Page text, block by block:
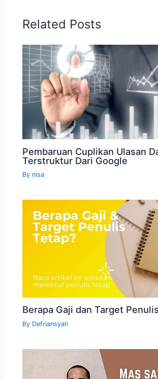
Related Posts
Pembaruan Cuplikan Ulasan
Terstruktur Dari Google
By nisa
Berapa Gaji dan Target
By Defriansyah